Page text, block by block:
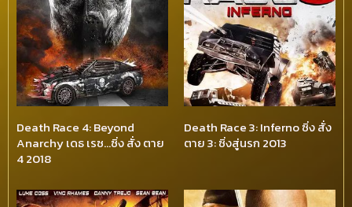
Death Race 4: Beyond
Anarchy เดธ เรซ…ซิ่ง สั่ง ตาย
4 2018
Death Race 3: Inferno ซิ่ง สั่ง
ตาย 3: ซิ่งสู่นรก 2013